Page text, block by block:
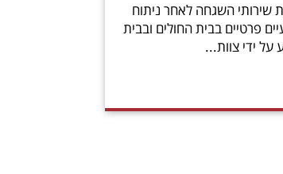
השגחה לאחר ניתוח
פרטיים בבית החולים ובבית
ידי צוות...